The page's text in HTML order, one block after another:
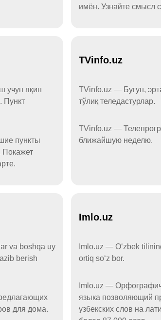
имён. Узнайте смысл
учун яқин
Пункт
пункты
Покажет
TVinfo.uz
TVinfo.uz — Бугун,
тўлиқ теледастурлар.
TVinfo.uz —
ближайшую неделю.
va boshqa uy
berish
для дома.
Imlo.uz
Imlo.uz — Oʻzbek
ortiq soʻz bor.
Imlo.uz —
языка позволяющий
узбекских слов на